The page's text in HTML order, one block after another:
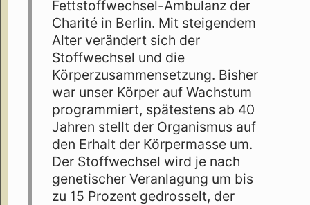
Fettstoffwechsel-Ambulanz der
Charité in Berlin. Mit steigendem
Alter verändert sich der
Stoffwechsel und die
Körperzusammensetzung. Bisher
war unser Körper auf Wachstum
programmiert, spätestens ab 40
Jahren stellt der Organismus auf
den Erhalt der Körpermasse um.
Der Stoffwechsel wird je nach
genetischer Veranlagung um bis
zu 15 Prozent gedrosselt, der